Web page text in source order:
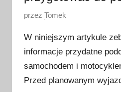
O
u
b
l
i
przez Tomek
W niniejszym artykule
informacje przydatne
samochodem i
Przed planowanym